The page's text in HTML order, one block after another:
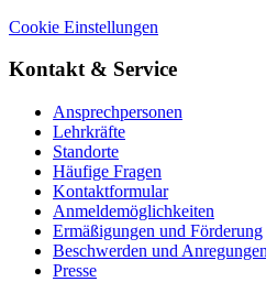
Cookie Einstellungen
Kontakt & Service
Ansprechpersonen
Lehrkräfte
Standorte
Häufige Fragen
Kontaktformular
Anmeldemöglichkeiten
Ermäßigungen und Förderung
Beschwerden und Anregungen
Presse